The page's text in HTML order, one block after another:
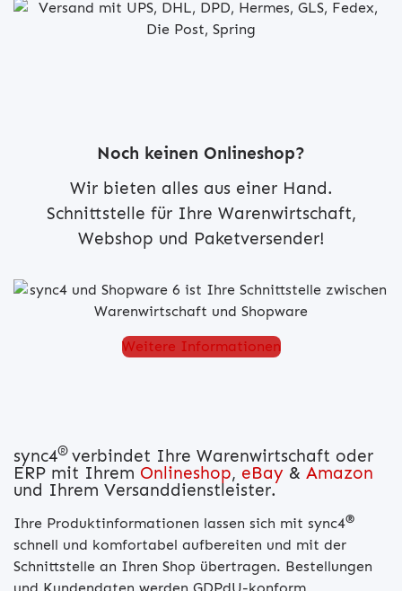
Noch keinen Onlineshop?
Wir bieten alles aus einer Hand.
Schnittstelle für Ihre Warenwirtschaft,
Webshop und Paketversender!
Weitere Informationen
sync4® verbindet Ihre Warenwirtschaft oder
ERP mit Ihrem Onlineshop, eBay & Amazon
und Ihrem Versanddienstleister.
Ihre Produktinformationen lassen sich mit sync4®
schnell und komfortabel aufbereiten und mit der
Schnittstelle an Ihren Shop übertragen. Bestellungen
und Kundendaten werden GDPdU-konform